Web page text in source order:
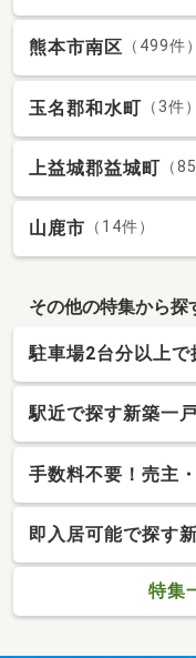
熊本市南区 （499件）
玉名郡和水町 （3件）
上益城郡益城町 （
山鹿市 （14件）
その他の特集から探
駐車場2台分以上で
駅近で探す新築一
手数料不要！売主
即入居可能で探す
特集